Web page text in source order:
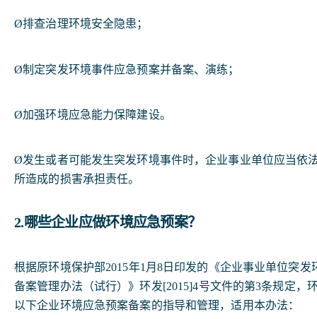
Ø排查治理环境安全隐患；
Ø制定突发环境事件应急预案并备案、演练；
Ø加强环境应急能力保障建设。
Ø发生或者可能发生突发环境事件时，企业事业单位应当依
所造成的损害承担责任。
2.哪些企业应做环境应急预案？
根据原环境保护部2015年1月8日印发的《企业事业单位突发
备案管理办法（试行）》环发[2015]4号文件的第3条规定，
以下企业环境应急预案备案的指导和管理，适用本办法：